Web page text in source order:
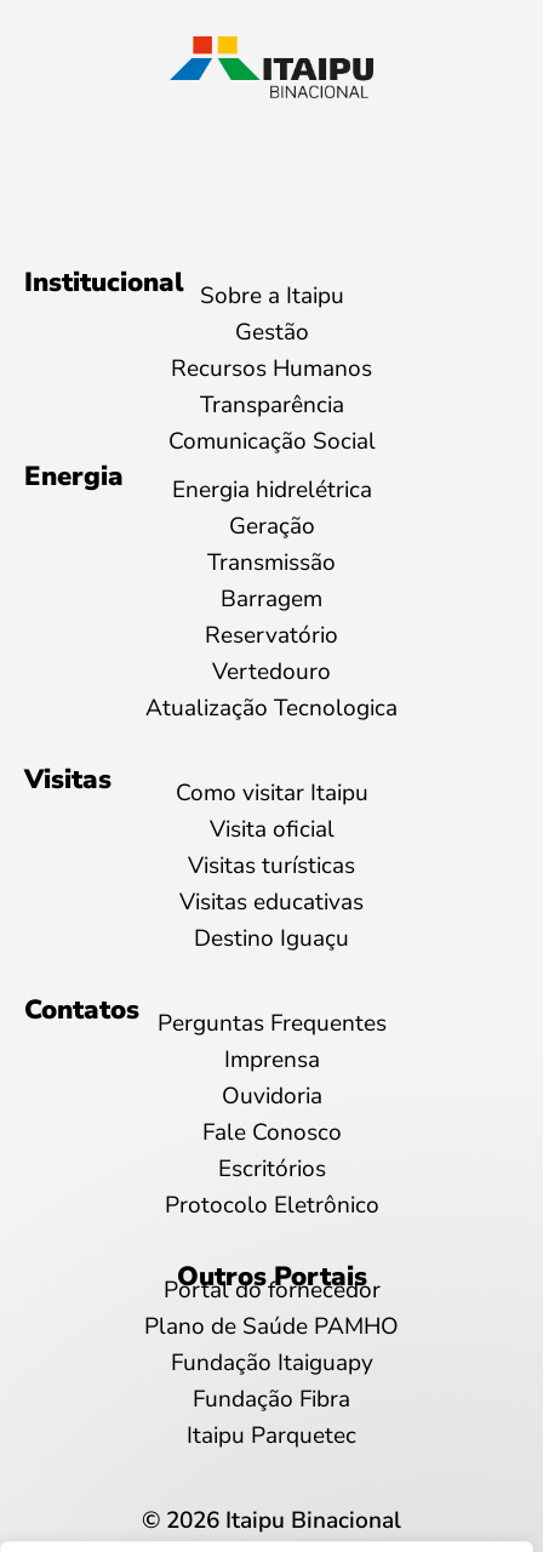
Institucional Sobre a Itaipu
Gestão
Recursos Humanos
Transparência
Comunicação Social
Energia
Energia hidrelétrica
Geração
Transmissão
Barragem
Reservatório
Vertedouro
Atualização Tecnologica
Visitas
Como visitar Itaipu
Visita oficial
Visitas turísticas
Visitas educativas
Destino Iguaçu
Contatos
Perguntas Frequentes
Imprensa
Ouvidoria
Fale Conosco
Escritórios
Protocolo Eletrônico
Outros Portais
Portal do fornecedor
Plano de Saúde PAMHO
Fundação Itaiguapy
Fundação Fibra
Itaipu Parquetec
© 2026 Itaipu Binacional